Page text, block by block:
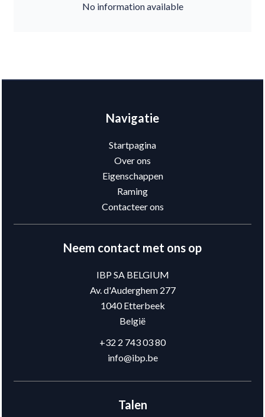
No information available
Navigatie
Startpagina
Over ons
Eigenschappen
Raming
Contacteer ons
Neem contact met ons op
IBP SA BELGIUM
Av. d'Auderghem 277
1040Etterbeek
België
+32 2 743 03 80
info@ibp.be
Talen